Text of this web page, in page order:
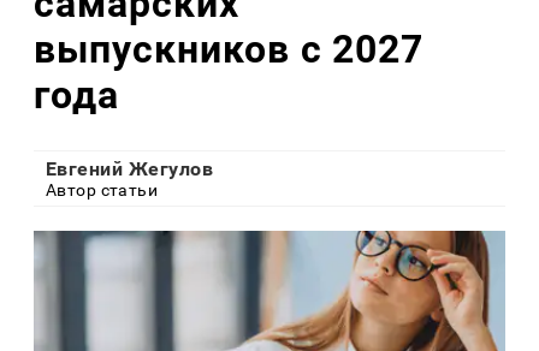
выпускников с 2027
года
Евгений Жегулов
Автор статьи